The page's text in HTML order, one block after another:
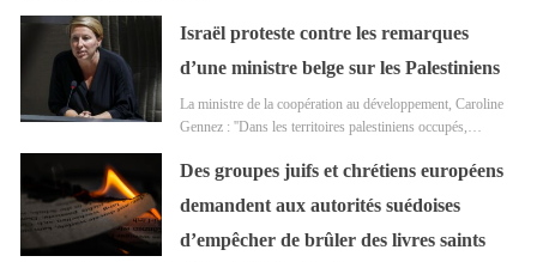
Israël proteste contre les remarques
d’une ministre belge sur les Palestiniens
La ministre de la coopération au développement, Caroline
Gennez : ''Dans les territoires palestiniens occupés,…
Des groupes juifs et chrétiens européens
demandent aux autorités suédoises
d’empêcher de brûler des livres saints